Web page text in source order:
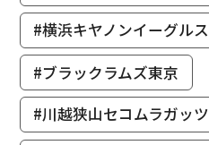
#横浜キヤノンイーグルス
#ブラックラムズ東京
#川越狭山セコムラガッツ